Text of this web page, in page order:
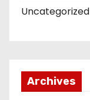
Uncategorized
Archives